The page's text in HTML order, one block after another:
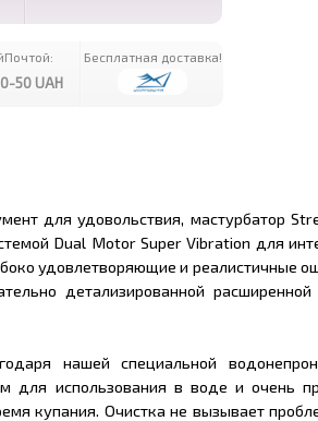
50 UAH
Бесплатная доставка!
для удовольствия, мастурбатор
Dual Motor Super Vibration для
удовлетворяющие и реалистичные
детализированной расширенной
нашей специальной
для использования в воде и очень
купания. Очистка не вызывает